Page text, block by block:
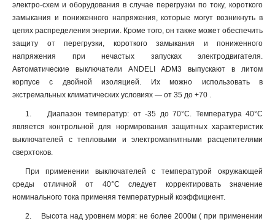
электро-схем и оборудования в случае перегрузки по току, короткого
замыкания и пониженного напряжения, которые могут возникнуть в
цепях распределения энергии. Кроме того, он также может обеспечить
защиту от перегрузки, короткого замыкания и пониженного
напряжения при нечастых запусках электродвигателя.
Автоматические выключатели ANDELI ADM3 выпускают в литом
корпусе с двойной изоляцией. Их можно использовать в
экстремальных климатических условиях — от 35 до +70 .
1. Диапазон температур: от -35 до 70°С. Температура 40°С
является контрольной для нормирования защитных характеристик
выключателей с тепловыми и электромагнитными расцепителями
сверхтоков.
При применении выключателей с температурой окружающей
среды отличной от 40°С следует корректировать значение
номинального тока применяя температурный коэффициент.
2. Высота над уровнем моря: не более 2000м ( при применении